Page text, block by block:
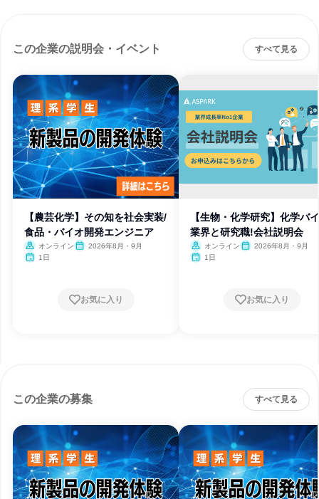
この企業の説明会・イベント すべて見る
【農芸化学】その知を社会実装/
食品・バイオ開発エンジニア
オンライン
2026年8月・9月
1日
お気に入り
【生物・化学研究】化学バ
業界と研究職!会社説明会
オンライン
2026年8月・9月
1日
お気に入り
この企業の募集 すべて見る